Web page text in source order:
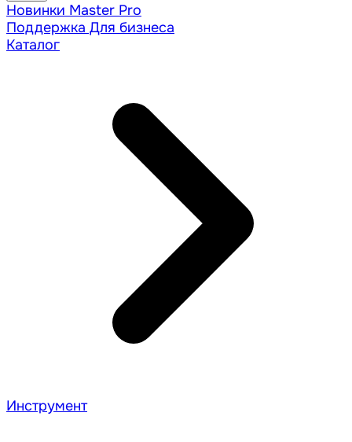
Новинки Master Pro
Поддержка Для бизнеса
Каталог
Инструмент